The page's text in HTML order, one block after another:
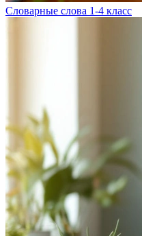
Словарные слова 1-4 класс